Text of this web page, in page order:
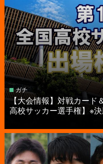
ガチ
【大会情報】対戦カード
高校サッカー選手権】※